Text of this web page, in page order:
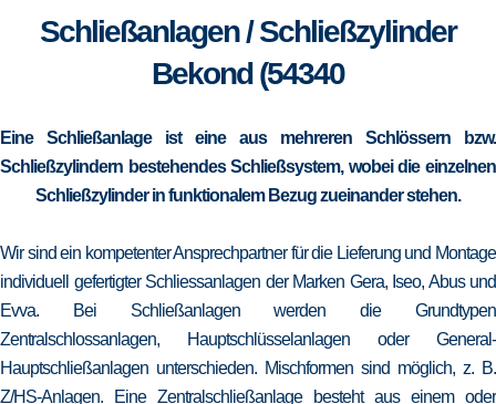
Schließanlagen / Schließzylinder
Bekond (54340
Eine Schließanlage ist eine aus mehreren Schlössern bzw.
Schließzylindern bestehendes Schließsystem, wobei die einzelnen
Schließzylinder in funktionalem Bezug zueinander stehen.
Wir sind ein kompetenter Ansprechpartner für die Lieferung und Montage
individuell gefertigter Schliessanlagen der Marken Gera, Iseo, Abus und
Evva. Bei Schließanlagen werden die Grundtypen
Zentralschlossanlagen, Hauptschlüsselanlagen oder General-
Hauptschließanlagen unterschieden. Mischformen sind möglich, z. B.
Z/HS-Anlagen. Eine Zentralschließanlage besteht aus einem oder